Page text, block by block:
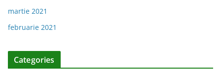
martie 2021
februarie 2021
Categories